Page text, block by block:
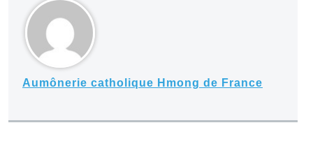
Aumônerie catholique Hmong de France